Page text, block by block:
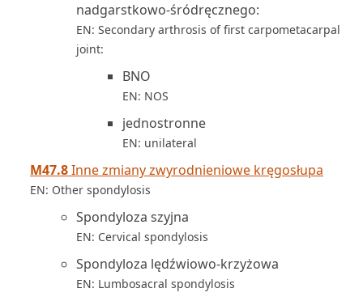
nadgarstkowo-śródręcznego:
EN: Secondary arthrosis of first carpometacarpal
joint:
BNO
EN: NOS
jednostronne
EN: unilateral
M47.8Inne zmiany zwyrodnieniowe kręgosłupa
EN: Other spondylosis
Spondyloza szyjna
EN: Cervical spondylosis
Spondyloza lędźwiowo-krzyżowa
EN: Lumbosacral spondylosis